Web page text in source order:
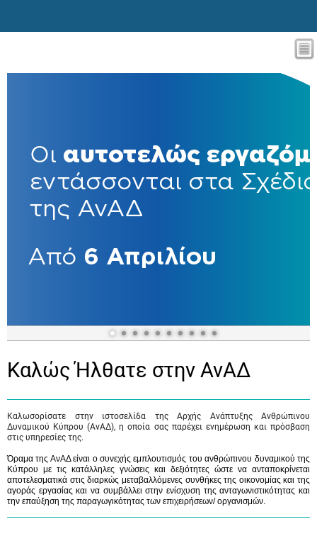
Καλώς Ήλθατε στην ΑνΑΔ
Καλωσορίσατε στην ιστοσελίδα της Αρχής Ανάπτυξης Ανθρώπινου
Δυναμικού Κύπρου (ΑνΑΔ), η οποία σας παρέχει ενημέρωση και πρόσβαση
στις υπηρεσίες της.
Όραμα της ΑνΑΔ είναι ο συνεχής εμπλουτισμός του ανθρώπινου δυναμικού της
Κύπρου με τις κατάλληλες γνώσεις και δεξιότητες ώστε να ανταποκρίνεται
αποτελεσματικά στις διαρκώς μεταβαλλόμενες συνθήκες της οικονομίας και της
αγοράς εργασίας και να συμβάλλει στην ενίσχυση της ανταγωνιστικότητας και
την επαύξηση της παραγωγικότητας των επιχειρήσεων/ οργανισμών.